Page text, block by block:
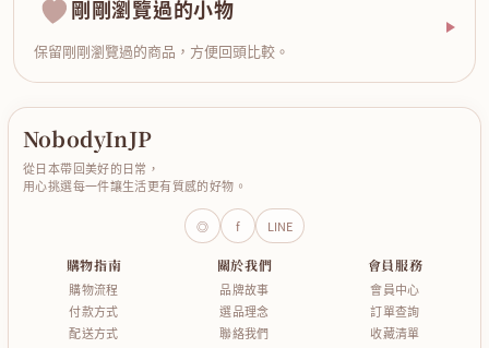
剛剛瀏覽過的小物
保留剛剛瀏覽過的商品，方便回頭比較。
NobodyInJP
從日本帶回美好的日常，
用心挑選每一件讓生活更有質感的好物。
◎ f LINE
購物指南
購物流程
付款方式
配送方式
關於我們
品牌故事
選品理念
聯絡我們
會員服務
會員中心
訂單查詢
收藏清單